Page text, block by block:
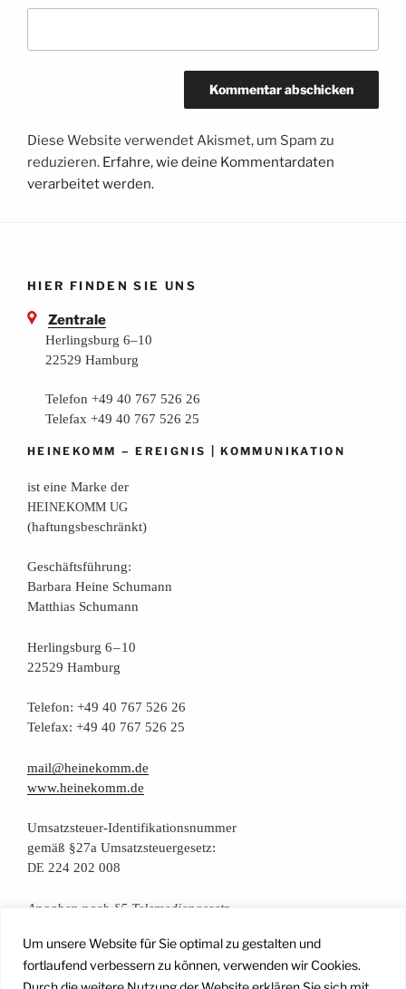
Um unsere Website für Sie optimal zu gestalten und
fortlaufend verbessern zu können, verwenden wir Cookies.
Diese Website verwendet Akismet, um Spam zu
reduzieren. Erfahre, wie deine Kommentardaten
verarbeitet werden.
HIER FINDEN SIE UNS
Zentrale
Herlingsburg 6–10
22529 Hamburg
Telefon +49 40 767 526 26
Telefax +49 40 767 526 25
HEINEKOMM –EREIGNIS |KOMMUNIKATION
ist eine Mar­ke der
HEINEKOMM UG
(haf­tungs­be­schränkt)
Geschäfts­füh­rung:
Bar­ba­ra Hei­ne Schumann
Mat­thi­as Schumann
Her­lings­burg 6 – 10
22529 Hamburg
Tele­fon: +49 40 767 526 26
Tele­fax: +49 40 767 526 25
mail@heinekomm.de
www.heinekomm.de
Umsatz­steu­er-Iden­ti­fi­ka­ti­ons­num­mer
gemäß §27a Umsatzsteuergesetz:
DE 224 202 008
Anga­ben nach §5 Telemediengesetz
Daten­schutz­er­klä­rung